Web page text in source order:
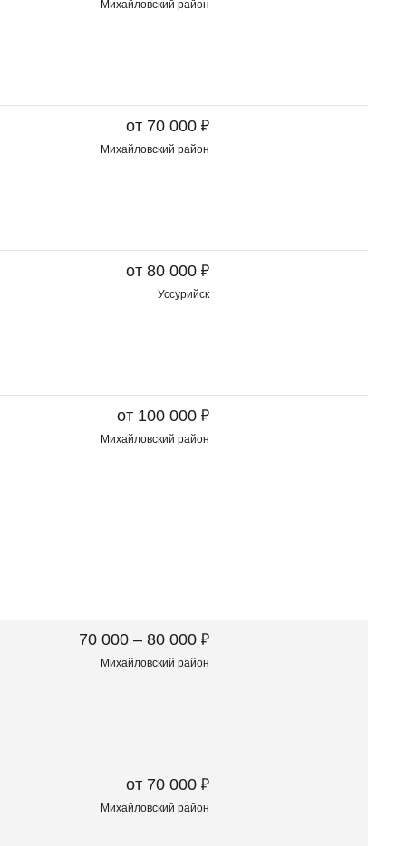
Михайловский район
от 70 000 ₽
Михайловский район
от 80 000 ₽
Уссурийск
от 100 000 ₽
Михайловский район
70 000 – 80 000 ₽
Михайловский район
от 70 000 ₽
Михайловский район